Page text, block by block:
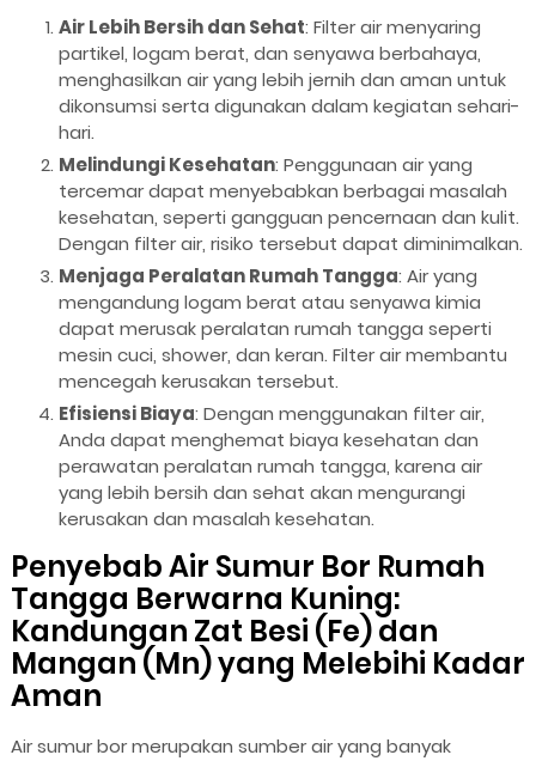
Air Lebih Bersih dan Sehat: Filter air menyaring
partikel, logam berat, dan senyawa berbahaya,
menghasilkan air yang lebih jernih dan aman untuk
dikonsumsi serta digunakan dalam kegiatan sehari-
hari.
Melindungi Kesehatan: Penggunaan air yang
tercemar dapat menyebabkan berbagai masalah
kesehatan, seperti gangguan pencernaan dan kulit.
Dengan filter air, risiko tersebut dapat diminimalkan.
Menjaga Peralatan Rumah Tangga: Air yang
mengandung logam berat atau senyawa kimia
dapat merusak peralatan rumah tangga seperti
mesin cuci, shower, dan keran. Filter air membantu
mencegah kerusakan tersebut.
Efisiensi Biaya: Dengan menggunakan filter air,
Anda dapat menghemat biaya kesehatan dan
perawatan peralatan rumah tangga, karena air
yang lebih bersih dan sehat akan mengurangi
kerusakan dan masalah kesehatan.
Penyebab Air Sumur Bor Rumah
Tangga Berwarna Kuning:
Kandungan Zat Besi (Fe) dan
Mangan (Mn) yang Melebihi Kadar
Aman
Air sumur bor merupakan sumber air yang banyak